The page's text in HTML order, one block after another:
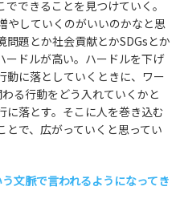
できることを見つけていく。
やしていくのがいいのかなと思
問題とか社会貢献とかSDGsとか
ードルが高い。ハードルを下げ
動に落としていくときに、ワー
る行動をどう入れていくかと
に落とす。そこに人を巻き込む
とで、広がっていくと思ってい
う文脈で言われるようになってき